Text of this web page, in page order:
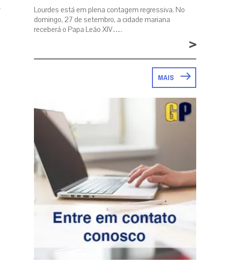
Lourdes está em plena contagem regressiva. No
domingo, 27 de setembro, a cidade mariana
receberá o Papa Leão XIV….
>
MAIS